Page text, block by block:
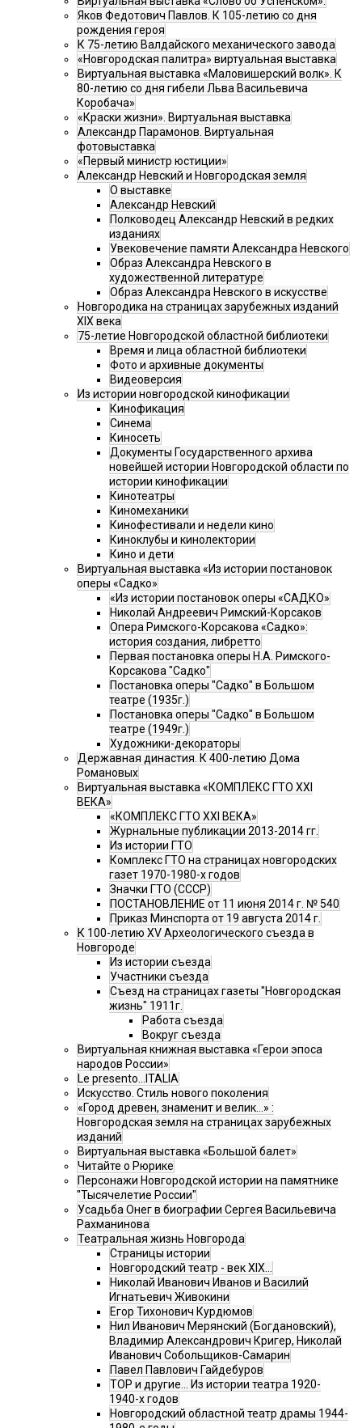
Яков Федотович Павлов. К 105-летию со дня
рождения героя
К 75-летию Валдайского механического завода
«Новгородская палитра» виртуальная выставка
Виртуальная выставка «Маловишерский волк». К
80-летию со дня гибели Льва Васильевича
Коробача»
«Краски жизни». Виртуальная выставка
Александр Парамонов. Виртуальная
фотовыставка
«Первый министр юстиции»
Александр Невский и Новгородская земля
О выставке
Александр Невский
Полководец Александр Невский в редких
изданиях
Увековечение памяти Александра Невского
Образ Александра Невского в
художественной литературе
Образ Александра Невского в искусстве
Новгородика на страницах зарубежных изданий
XIX века
75-летие Новгородской областной библиотеки
Время и лица областной библиотеки
Фото и архивные документы
Видеоверсия
Из истории новгородской кинофикации
Кинофикация
Синема
Киносеть
Документы Государственного архива
новейшей истории Новгородской области по
истории кинофикации
Кинотеатры
Киномеханики
Кинофестивали и недели кино
Киноклубы и кинолектории
Кино и дети
Виртуальная выставка «Из истории постановок
оперы «Садко»
«Из истории постановок оперы «САДКО»
Николай Андреевич Римский-Корсаков
Опера Римского-Корсакова «Садко»:
история создания, либретто
Первая постановка оперы Н.А. Римского-
Корсакова "Садко"
Постановка оперы "Садко" в Большом
театре (1935г.)
Постановка оперы "Садко" в Большом
театре (1949г.)
Художники-декораторы
Державная династия. К 400-летию Дома
Романовых
Виртуальная выставка «КОМПЛЕКС ГТО XXI
ВЕКА»
«КОМПЛЕКС ГТО XXI ВЕКА»
Журнальные публикации 2013-2014 гг.
Из истории ГТО
Комплекс ГТО на страницах новгородских
газет 1970-1980-х годов
Значки ГТО (СССР)
ПОСТАНОВЛЕНИЕ от 11 июня 2014 г. № 540
Приказ Минспорта от 19 августа 2014 г.
К 100-летию XV Археологического съезда в
Новгороде
Из истории съезда
Участники съезда
Cъезд на страницах газеты "Новгородская
жизнь" 1911г.
Работа съезда
Вокруг съезда
Виртуальная книжная выставка «Герои эпоса
народов России»
Le presento...ITALIA
Искусство. Стиль нового поколения
«Город древен, знаменит и велик…» :
Новгородская земля на страницах зарубежных
изданий
Виртуальная выставка «Большой балет»
Читайте о Рюрике
Персонажи Новгородской истории на памятнике
"Тысячелетие России"
Усадьба Онег в биографии Сергея Васильевича
Рахманинова
Театральная жизнь Новгорода
Страницы истории
Новгородский театр - век XIX…
Николай Иванович Иванов и Василий
Игнатьевич Живокини
Егор Тихонович Курдюмов
Нил Иванович Мерянский (Богдановский),
Владимир Александрович Кригер, Николай
Иванович Собольщиков-Самарин
Павел Павлович Гайдебуров
ТОР и другие… Из истории театра 1920-
1940-х годов
Новгородский областной театр драмы 1944-